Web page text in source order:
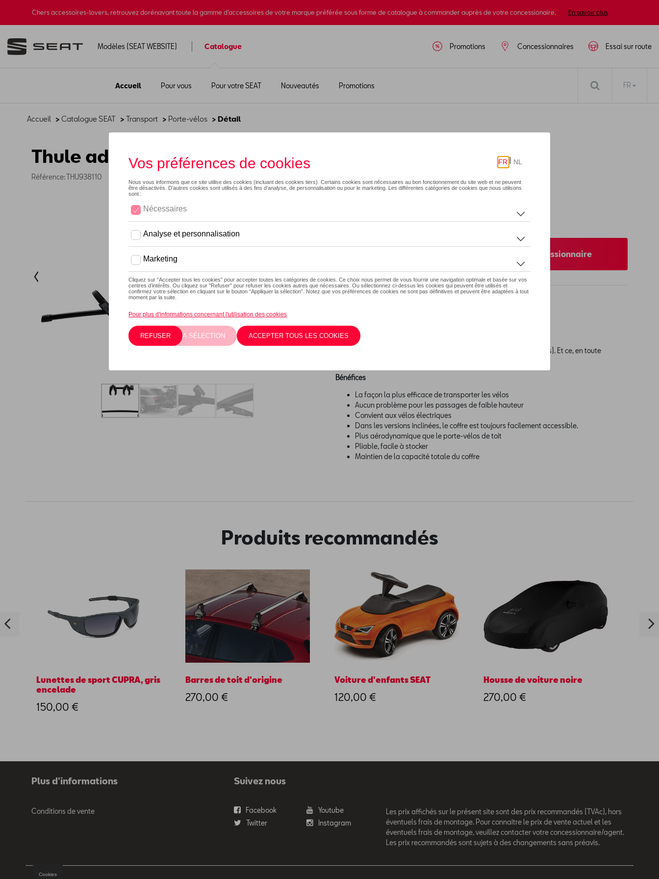
Chers accessoires-lovers, retrouvez dorénavant toute la gamme d’accessoires de votre marque préférée sous forme de catalogue à commander auprès de votre concessionaire. En savoir plus
Modèles (SEAT WEBSITE) Catalogue
Accueil Pour vous Pour votre SEAT Nouveautés Promotions
Essai sur route
Concessionnaires
Promotions
FR
Accueil > Catalogue SEAT > Transport > Porte-vélos > Détail
Thule adaptateur de vélo
Référence: THU938110
Vérifiez la disponibilité auprès de votre concessionnaire
Avantages
Moyen simple et efficace de transporter des vélos (électriques). Et ce, en toute
Bénéfices
La façon la plus efficace de transporter les vélos
Aucun problème pour les passages de faible hauteur
Convient aux vélos électriques
Dans les versions inclinées, le coffre est toujours facilement accessible.
Plus aérodynamique que le porte-vélos de toit
Pliable, facile à stocker
Maintien de la capacité totale du coffre
Produits recommandés
Lunettes de sport CUPRA, gris
encelade
150,00 €
Barres de toit d'origine
270,00 €
Voiture d'enfants SEAT
120,00 €
Housse de voiture noire
270,00 €
Plus d'informations
Conditions de vente
Suivez nous
Facebook
Youtube
Twitter
Instagram
Les prix affichés sur le présent site sont des prix recommandés (TVAc), hors
éventuels frais de montage. Pour connaitre le prix de vente actuel et les
éventuels frais de montage, veuillez contacter votre concessionnaire/agent.
Les prix recommandés sont sujets à des changements sans préavis.
Cookies